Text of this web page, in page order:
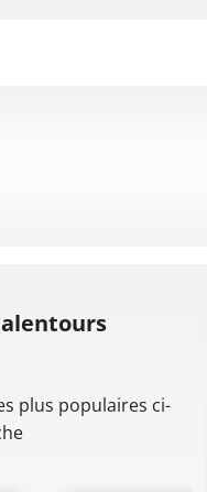
plus populaires ci-